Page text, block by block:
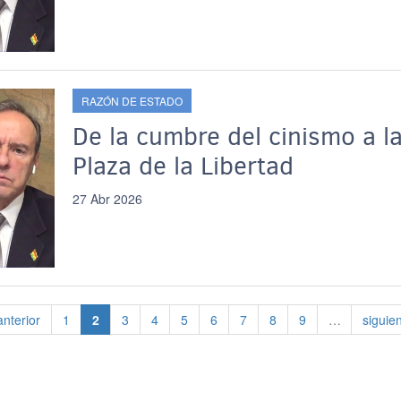
RAZÓN DE ESTADO
De la cumbre del cinismo a
Plaza de la Libertad
27 Abr 2026
anteriorPágina
1 Página actual
2 Página
3 Página
4 Página
5 Página
6 Página
7 Página
8 Página
9 …